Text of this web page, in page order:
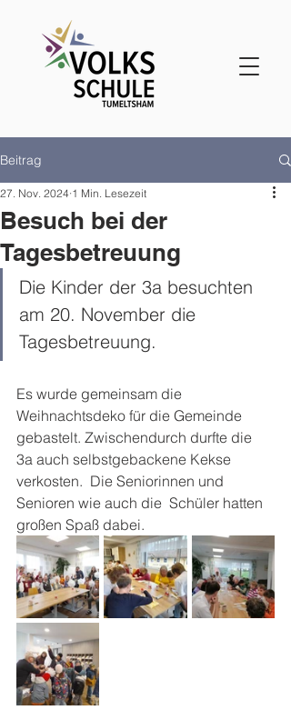
Beitrag
Besuch bei der
Tagesbetreuung
27. Nov. 2024 1 Min. Lesezeit
Die Kinder der 3a besuchten
am 20. November die
Tagesbetreuung.
Es wurde gemeinsam die
Weihnachtsdeko für die Gemeinde
gebastelt. Zwischendurch durfte die
3a auch selbstgebackene Kekse
verkosten.  Die Seniorinnen und
Senioren wie auch die  Schüler hatten
großen Spaß dabei.